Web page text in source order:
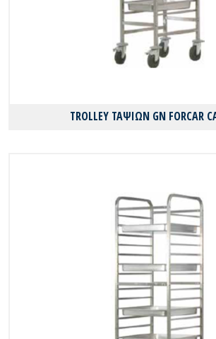
TROLLEY ΤΑΨΙΩΝ GN FORCAR